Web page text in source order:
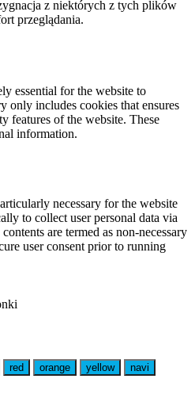
z niektórych z tych plików
przeglądania.
essential for the website to
only includes cookies that ensures
features of the website. These
information.
necessary for the website
to collect user personal data via
are termed as non-necessary
user consent prior to running
red orange yellow
navi